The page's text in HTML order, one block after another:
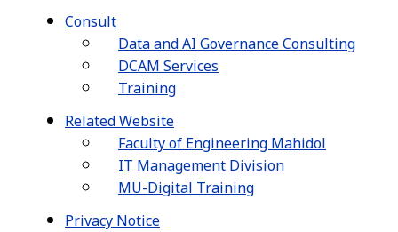
Consult
Data and AI Governance Consulting
DCAM Services
Training
Related Website
Faculty of Engineering Mahidol
IT Management Division
MU-Digital Training
Privacy Notice